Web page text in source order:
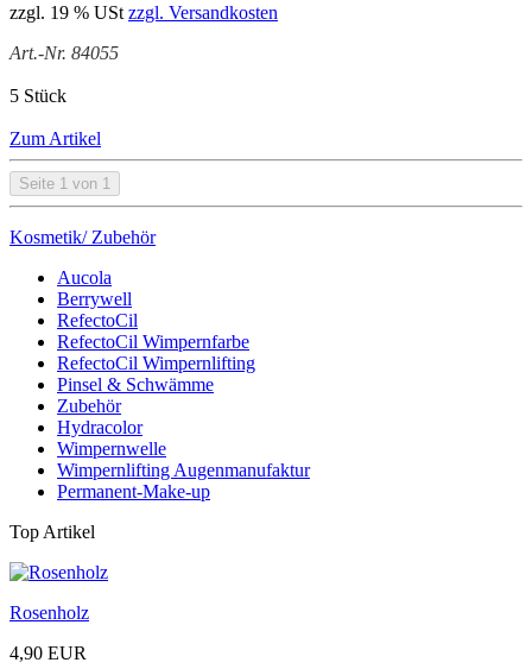
zzgl. 19 % USt zzgl. Versandkosten
Art.-Nr. 84055
5 Stück
Zum Artikel
Seite 1 von 1
Kosmetik/ Zubehör
Aucola
Berrywell
RefectoCil
RefectoCil Wimpernfarbe
RefectoCil Wimpernlifting
Pinsel & Schwämme
Zubehör
Hydracolor
Wimpernwelle
Wimpernlifting Augenmanufaktur
Permanent-Make-up
Top Artikel
Rosenholz
4,90 EUR